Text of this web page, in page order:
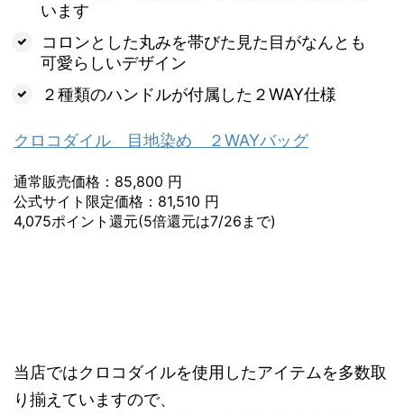
います
コロンとした丸みを帯びた見た目がなんとも
可愛らしいデザイン
２種類のハンドルが付属した２WAY仕様
クロコダイル 目地染め ２WAYバッグ
通常販売価格：85,800 円
公式サイト限定価格：81,510 円
4,075ポイント還元(5倍還元は7/26まで)
当店ではクロコダイルを使用したアイテムを多数取
り揃えていますので、